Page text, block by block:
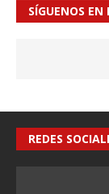
SÍGUENOS EN
REDES